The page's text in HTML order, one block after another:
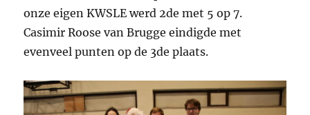
onze eigen KWSLE werd 2de met 5 op 7.
Casimir Roose van Brugge eindigde met
evenveel punten op de 3de plaats.